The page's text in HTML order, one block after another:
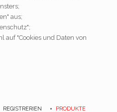
aus;
auf "Cookies und Daten von
REGISTRERIEN PRODUKTE